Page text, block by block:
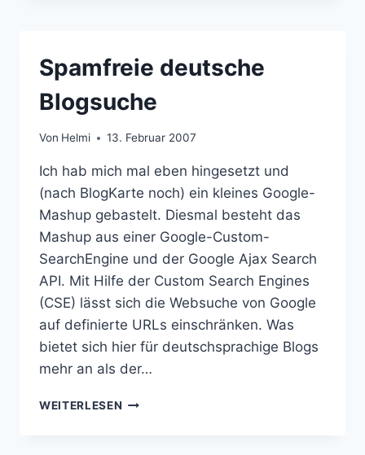
Spamfreie deutsche
Blogsuche
Von Helmi 13. Februar 2007
Ich hab mich mal eben hingesetzt und
(nach BlogKarte noch) ein kleines Google-
Mashup gebastelt. Diesmal besteht das
Mashup aus einer Google-Custom-
SearchEngine und der Google Ajax Search
API. Mit Hilfe der Custom Search Engines
(CSE) lässt sich die Websuche von Google
auf definierte URLs einschränken. Was
bietet sich hier für deutschsprachige Blogs
mehr an als der…
WEITERLESEN SPAMFREIE